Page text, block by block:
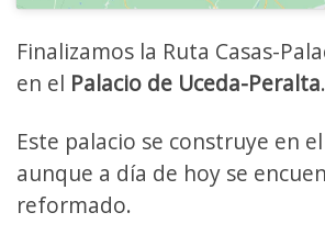
Finalizamos la Ruta Casas-
en el Palacio de Uceda-Peralta.
Este palacio se construye en
aunque a día de hoy se
reformado.